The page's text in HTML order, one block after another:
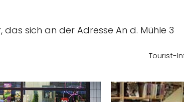
sich an der Adresse An d. Mühle 3
Tourist-